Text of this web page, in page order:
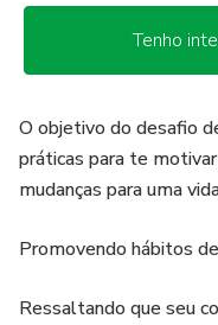
Tenho
O objetivo do desafio
práticas para te
mudanças para uma
Promovendo hábitos
Ressaltando que seu